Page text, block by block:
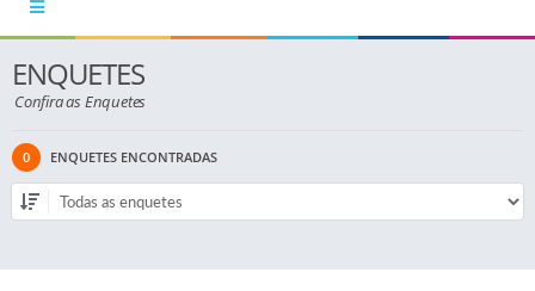
ENQUETES
Confira as Enquetes
0 ENQUETES ENCONTRADAS